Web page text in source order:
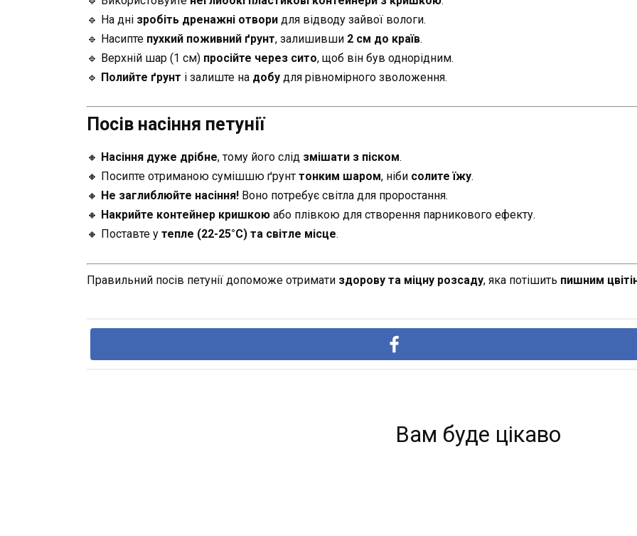
🔹 На дні зробіть дренажні отвори для відводу зайвої вологи.
🔹 Насипте пухкий поживний ґрунт, залишивши 2 см до країв.
🔹 Верхній шар (1 см) просійте через сито, щоб він був однорідним.
🔹 Полийте ґрунт і залиште на добу для рівномірного зволоження.
Посів насіння петунії
🔸 Насіння дуже дрібне, тому його слід змішати з піском.
🔸 Посипте отриманою сумішшю ґрунт тонким шаром, ніби солите їжу.
🔸 Не заглиблюйте насіння! Воно потребує світла для проростання.
🔸 Накрийте контейнер кришкою або плівкою для створення парникового ефекту.
🔸 Поставте у тепле (22-25°C) та світле місце.
Правильний посів петунії допоможе отримати здорову та міцну розсаду, яка потішить пишним
Вам буде цікаво